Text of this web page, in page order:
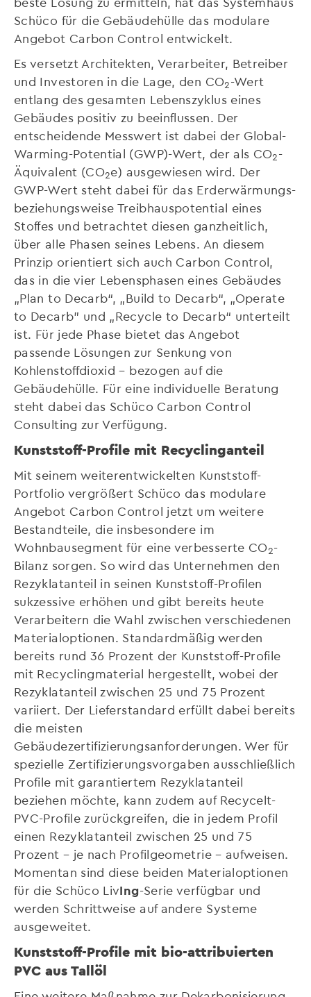
Schüco für die Gebäudehülle das modulare
Angebot Carbon Control entwickelt.
Es versetzt Architekten, Verarbeiter, Betreiber
und Investoren in die Lage, den CO2-Wert
entlang des gesamten Lebenszyklus eines
Gebäudes positiv zu beeinflussen. Der
entscheidende Messwert ist dabei der Global-
Warming-Potential (GWP)-Wert, der als CO2-
Äquivalent (CO2e) ausgewiesen wird. Der
GWP-Wert steht dabei für das Erderwärmungs-
beziehungsweise Treibhauspotential eines
Stoffes und betrachtet diesen ganzheitlich,
über alle Phasen seines Lebens. An diesem
Prinzip orientiert sich auch Carbon Control,
das in die vier Lebensphasen eines Gebäudes
„Plan to Decarb“, „Build to Decarb“, „Operate
to Decarb” und „Recycle to Decarb“ unterteilt
ist. Für jede Phase bietet das Angebot
passende Lösungen zur Senkung von
Kohlenstoffdioxid – bezogen auf die
Gebäudehülle. Für eine individuelle Beratung
steht dabei das Schüco Carbon Control
Consulting zur Verfügung.
Kunststoff-Profile mit Recyclinganteil
Mit seinem weiterentwickelten Kunststoff-
Portfolio vergrößert Schüco das modulare
Angebot Carbon Control jetzt um weitere
Bestandteile, die insbesondere im
Wohnbausegment für eine verbesserte CO2-
Bilanz sorgen. So wird das Unternehmen den
Rezyklatanteil in seinen Kunststoff-Profilen
sukzessive erhöhen und gibt bereits heute
Verarbeitern die Wahl zwischen verschiedenen
Materialoptionen. Standardmäßig werden
bereits rund 36 Prozent der Kunststoff-Profile
mit Recyclingmaterial hergestellt, wobei der
Rezyklatanteil zwischen 25 und 75 Prozent
variiert. Der Lieferstandard erfüllt dabei bereits
die meisten
Gebäudezertifizierungsanforderungen. Wer für
spezielle Zertifizierungsvorgaben ausschließlich
Profile mit garantiertem Rezyklatanteil
beziehen möchte, kann zudem auf Recycelt-
PVC-Profile zurückgreifen, die in jedem Profil
einen Rezyklatanteil zwischen 25 und 75
Prozent – je nach Profilgeometrie – aufweisen.
Momentan sind diese beiden Materialoptionen
für die Schüco LivIng-Serie verfügbar und
werden Schrittweise auf andere Systeme
ausgeweitet.
Kunststoff-Profile mit bio-attribuierten
PVC aus Tallöl